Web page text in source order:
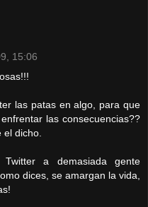
15:06
las patas en algo, para que
las consecuencias??
el dicho.
a demasiada gente
dices, se amargan la vida,